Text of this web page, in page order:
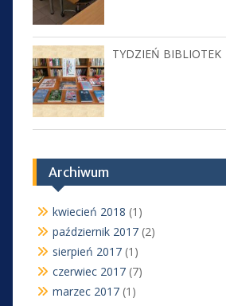
TYDZIEŃ BIBLIOTEK
Archiwum
kwiecień 2018 (1)
październik 2017(2)
sierpień 2017(1)
czerwiec 2017(7)
marzec 2017(1)